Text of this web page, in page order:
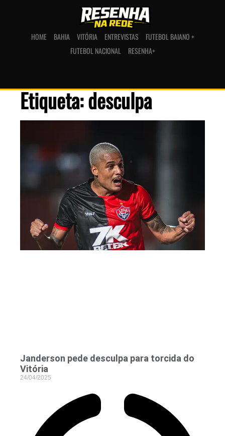
HOME BAHIA VITÓRIA ENTREVISTAS
FUTEBOL BAIANO +
FUTEBOL NACIONAL
RESENHA+
Etiqueta: desculpa
Janderson pede desculpa para torcida do
Vitória
24/04/2025